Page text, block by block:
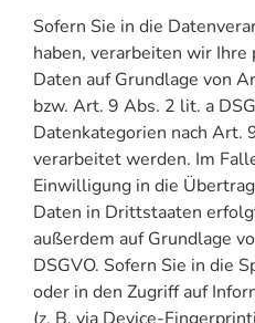
Sofern Sie in die
haben, verarbeiten wir Ihre
Daten auf Grundlage von
bzw. Art. 9 Abs. 2 lit. a
Datenkategorien nach Art.
verarbeitet werden. Im
Einwilligung in die
Daten in Drittstaaten
außerdem auf Grundlage
DSGVO. Sofern Sie in die
oder in den Zugriff auf